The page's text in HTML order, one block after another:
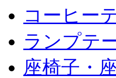
コーヒー
ランプテ
座椅子・